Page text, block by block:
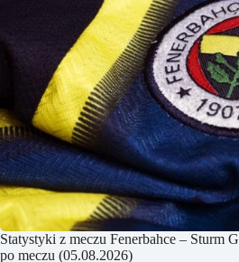
Statystyki z meczu Fenerbahce – Sturm
po meczu (05.08.2026)